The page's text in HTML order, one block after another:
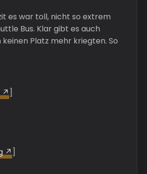
es war toll, nicht so extrem
Bus. Klar gibt es auch
Platz mehr kriegten. So
]
]